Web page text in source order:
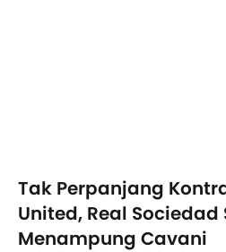
Tak Perpanjang
United, Real Sociedad
Menampung Cavani